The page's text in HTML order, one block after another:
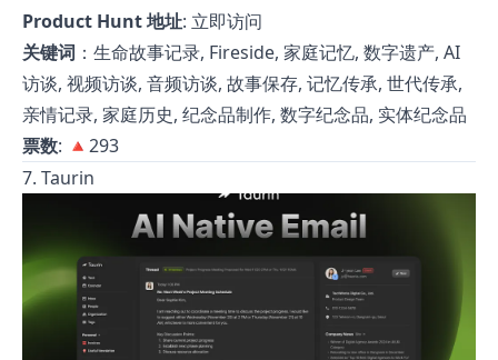
Product Hunt 地址: 立即访问
关键词 ：生命故事记录, Fireside, 家庭记忆, 数字遗产, AI
访谈, 视频访谈, 音频访谈, 故事保存, 记忆传承, 世代传承,
亲情记录, 家庭历史, 纪念品制作, 数字纪念品, 实体纪念品
票数: 🔺293
7. Taurin